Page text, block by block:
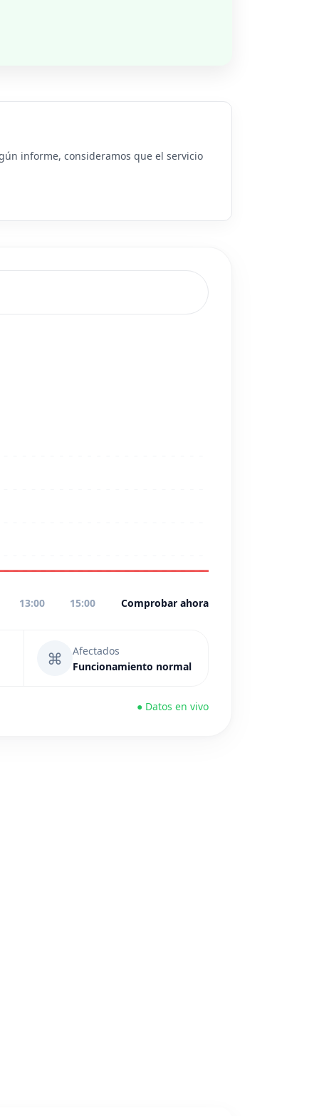
informe, consideramos que el servicio
13:00 15:00 Comprobar ahora
⌘
Afectados
Funcionamiento normal
● Datos en vivo